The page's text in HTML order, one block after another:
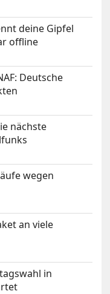
deine Gipfel
offline
Deutsche
nächste
wegen
an viele
in